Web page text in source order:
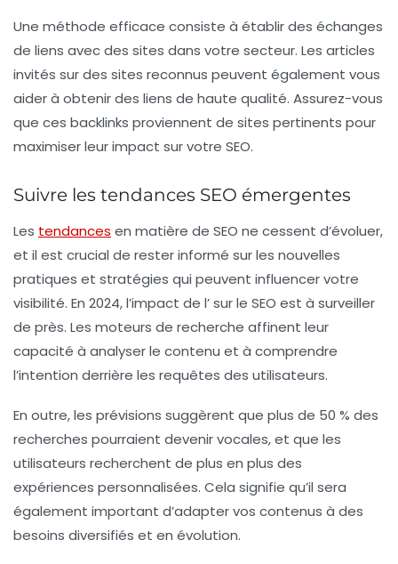
Une méthode efficace consiste à établir des échanges
de liens avec des sites dans votre secteur. Les articles
invités sur des sites reconnus peuvent également vous
aider à obtenir des liens de haute qualité. Assurez-vous
que ces backlinks proviennent de sites pertinents pour
maximiser leur impact sur votre SEO.
Suivre les tendances SEO émergentes
Les tendances en matière de SEO ne cessent d’évoluer,
et il est crucial de rester informé sur les nouvelles
pratiques et stratégies qui peuvent influencer votre
visibilité. En 2024, l’impact de l’sur le SEO est à surveiller
de près. Les moteurs de recherche affinent leur
capacité à analyser le contenu et à comprendre
l’intention derrière les requêtes des utilisateurs.
En outre, les prévisions suggèrent que plus de 50 % des
recherches pourraient devenir vocales, et que les
utilisateurs recherchent de plus en plus des
expériences personnalisées. Cela signifie qu’il sera
également important d’adapter vos contenus à des
besoins diversifiés et en évolution.